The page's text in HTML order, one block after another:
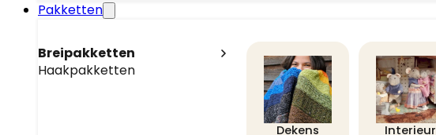
Pakketten
Breipakketten
Haakpakketten
Dekens Interieur